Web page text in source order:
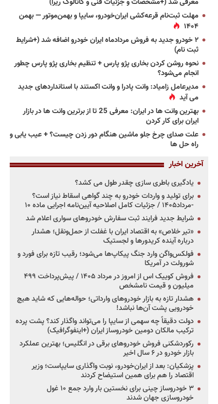
مهلت ثبت‌نام قرعه‌کشی ایران‌خودرو، سایپا و بهمن‌موتور — بهمن
۱۴۰۴
۲ خودرو جدید به فروش مردادماه ایران خودرو اضافه شد (+شرایط
ثبت نام)
نحوه روشن کردن بخاری پژو پارس + تنظیم بخاری پژو پارس چطور
انجام می‌شود؟
مدیرعامل زامیاد: وانت پادرا و وانت اکستند با استانداردهای جدید
می آید
بهترین وانت ها در ایران: معرفی 25 تا از برترین وانت ها در بازار
ایران برای کار کردن
علت صدای چرخ جلو ماشین هنگام دور زدن چیست؟ + عیب یابی و
راه حل ها
آخرین اخبار
یادگیری باطری سازی چقدر طول می کشد؟
برای تولید و واردات خودرو به چند گواهی اسقاط نیاز است؟
-مرداد۱۴۰۵ / جزئیات کامل اصلاحیه آیین‌نامه اجرایی ماده ۱۰
شرایط جدید فرایند ثبت سفارش خودروهای سواری اعلام شد
«تیر خلاص» به اقتصاد ایران با غفلت از حمل‌ونقل؛ هشدار
درباره آینده کریدورها و لجستیک
فولکس‌واگن وارد جنگ پیکاپ‌ها می‌شود؛ رقیب تازه برای فورد و
شورولت در آمریکا
فروش کوییک اس از امروز در مرداد ۱۴۰۵ / پیش‌پرداخت ۴۹۹
میلیون و قیمت نامشخص
هشدار تازه به بازار خودروهای وارداتی؛ حواله‌هایی که شاید هیچ
خودرویی پشت آن‌ها نباشد!
دولت دقیقاً چه سهمی از سایپا را می‌تواند واگذار کند؟ پشت پرده
ترکیب مالکان دومین خودروساز ایران (+اینفوگرافیک)
رکوردشکنی فروش خودروهای برقی در انگلیس؛ بهترین عملکرد
بازار خودرو در ۶ سال اخیر
پزشکیان: بعد از ایران‌خودرو، نوبت واگذاری سایپاست؛ وزیر
اقتصاد را هم برای همین استیضاح کردند
۳ خودروساز چینی برای نخستین بار وارد جمع ۱۰ غول
خودروسازی جهان شدند